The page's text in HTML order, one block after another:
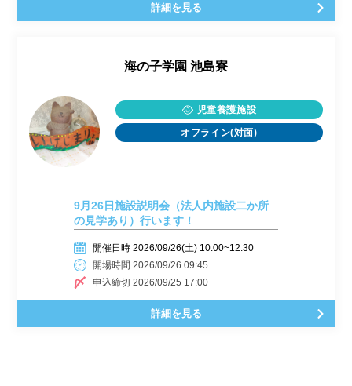
詳細を見る
海の子学園 池島寮
児童養護施設
オフライン(対面)
9月26日施設説明会（法人内施設二か所
の見学あり）行います！
開催日時 2026/09/26(土) 10:00~12:30
開場時間 2026/09/26 09:45
申込締切 2026/09/25 17:00
詳細を見る